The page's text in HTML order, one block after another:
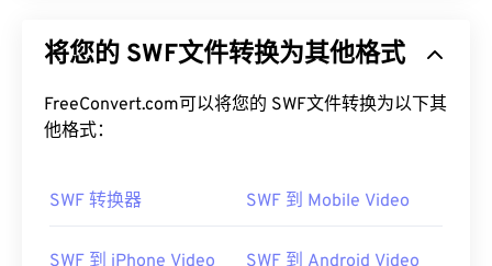
将您的 SWF文件转换为其他格式
FreeConvert.com可以将您的 SWF文件转换为以下其
他格式：
SWF 转换器 SWF 到 Mobile Video